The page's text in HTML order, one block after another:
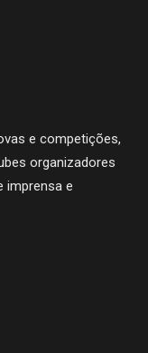
e competições,
organizadores
imprensa e